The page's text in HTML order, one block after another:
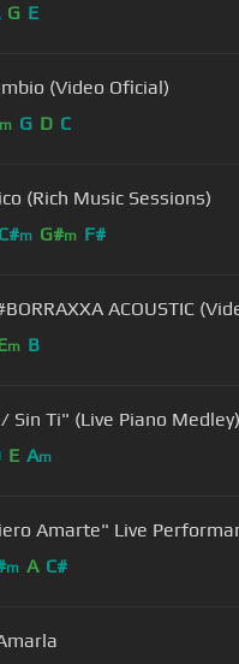
G E
(Video Oficial)
m G D C
(Rich Music Sessions)
C#m G#m F#
ACOUSTIC
m B
Sin Ti" (Live Piano
E Am
Amarte" Live
m A C#
Amarla